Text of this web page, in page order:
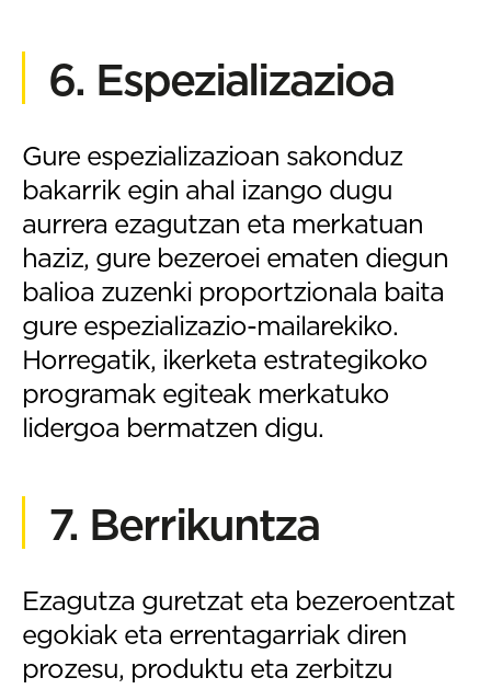
6. Espezializazioa
Gure espezializazioan sakonduz
bakarrik egin ahal izango dugu
aurrera ezagutzan eta merkatuan
haziz, gure bezeroei ematen diegun
balioa zuzenki proportzionala baita
gure espezializazio-mailarekiko.
Horregatik, ikerketa estrategikoko
programak egiteak merkatuko
lidergoa bermatzen digu.
7. Berrikuntza
Ezagutza guretzat eta bezeroentzat
egokiak eta errentagarriak diren
prozesu, produktu eta zerbitzu